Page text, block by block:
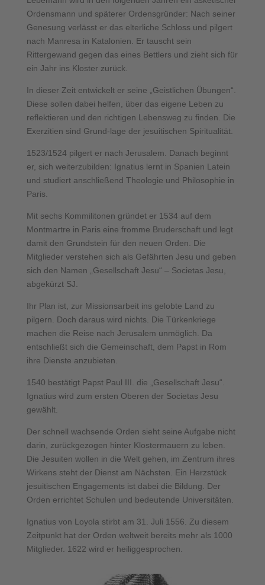
Ordensmann und späterer Ordensgründer: Nach seiner
Genesung verlässt er das elterliche Schloss und pilgert
nach Manresa in Katalonien. Er tauscht sein
Rittergewand gegen das eines Bettlers und zieht sich für
ein Jahr ins Kloster zurück.
In dieser Zeit entwickelt er seine „Geistlichen Übungen“.
Diese sollen dabei helfen, über das eigene Leben zu
reflektieren und den richtigen Lebensweg zu finden. Die
Exerzitien sind Grund-lage der jesuitischen Spiritualität.
1523/1524 pilgert er nach Jerusalem. Danach beginnt
er, sich weiterzubilden: Ignatius lernt in Spanien Latein
und studiert anschließend Theologie und Philosophie in
Paris.
Mit sechs Kommilitonen gründet er 1534 auf dem
Montmartre in Paris eine fromme Bruderschaft und legt
damit den Grundstein für den neuen Orden. Die
Mitglieder verstehen sich als Gefährten Jesu und geben
sich den Namen „Gesellschaft Jesu“ – Societas Jesu,
abgekürzt SJ.
Ihr Plan ist, zur Missionsarbeit ins gelobte Land zu
pilgern. Doch daraus wird nichts. Die Türkenkriege
machen die Reise nach Jerusalem unmöglich. Da
entschließt sich die Gemeinschaft, dem Papst in Rom
ihre Dienste anzubieten.
1540 bestätigt Papst Paul III. die „Gesellschaft Jesu“.
Ignatius wird zum ersten Oberen der Societas Jesu
gewählt.
Der schnell wachsende Orden sieht seine Aufgabe nicht
darin, zurückgezogen hinter Klostermauern zu leben.
Die Jesuiten wollen in die Welt gehen, im Zentrum ihres
Wirkens steht der Dienst am Nächsten. Ein Herzstück
jesuitischen Engagements ist dabei die Bildung. Der
Orden errichtet Schulen und bedeutende Universitäten.
Ignatius von Loyola stirbt am 31. Juli 1556. Zu diesem
Zeitpunkt hat der Orden weltweit bereits mehr als 1000
Mitglieder. 1622 wird er heiliggesprochen.